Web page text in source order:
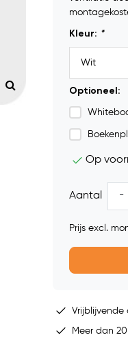
Kleur: *
Optioneel:
Op
Aantal -
Prijs excl.
Vrijblijvende
Meer dan